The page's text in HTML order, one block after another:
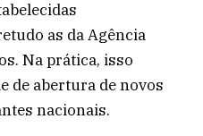
as da Agência
Na prática, isso
de abertura de novos
nacionais.